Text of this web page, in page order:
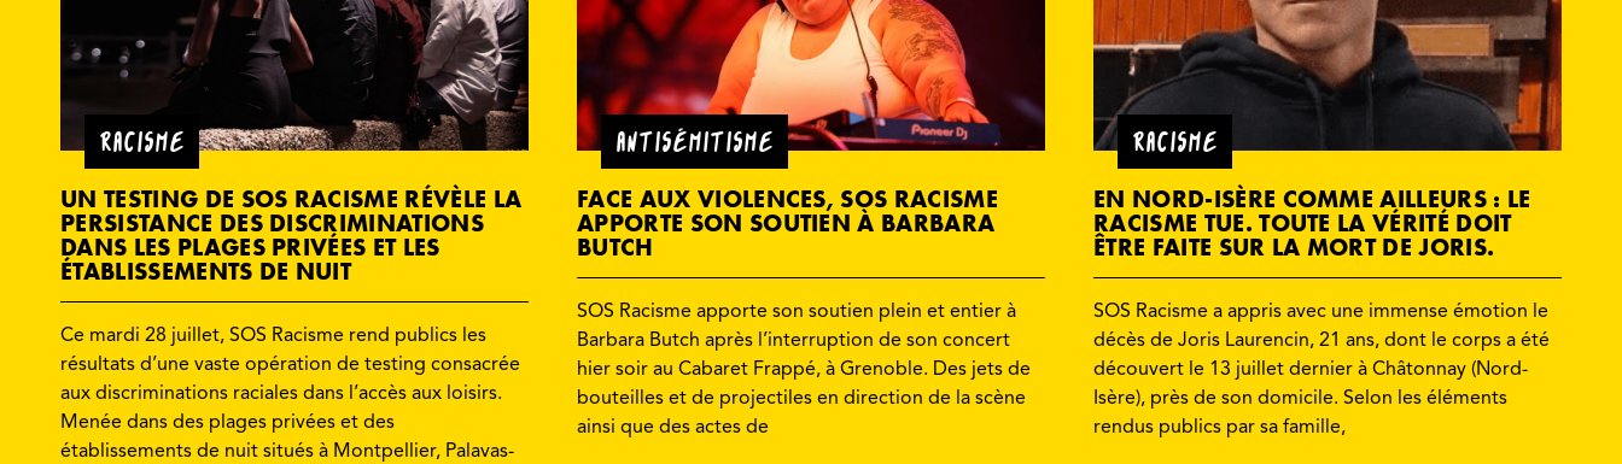
RACISME
UN TESTING DE SOS RACISME RÉVÈLE LA
PERSISTANCE DES DISCRIMINATIONS
DANS LES PLAGES PRIVÉES ET LES
ÉTABLISSEMENTS DE NUIT
Ce mardi 28 juillet, SOS Racisme rend publics les
résultats d’une vaste opération de testing consacrée
aux discriminations raciales dans l’accès aux loisirs.
Menée dans des plages privées et des
établissements de nuit situés à Montpellier, Palavas-
ANTISÉMITISME
FACE AUX VIOLENCES, SOS RACISME
APPORTE SON SOUTIEN À BARBARA
BUTCH
SOS Racisme apporte son soutien plein et entier à
Barbara Butch après l’interruption de son concert
hier soir au Cabaret Frappé, à Grenoble. Des jets de
bouteilles et de projectiles en direction de la scène
ainsi que des actes de
RACISME
EN NORD-ISÈRE COMME AILLEURS : LE
RACISME TUE. TOUTE LA VÉRITÉ DOIT
ÊTRE FAITE SUR LA MORT DE JORIS.
SOS Racisme a appris avec une immense émotion le
décès de Joris Laurencin, 21 ans, dont le corps a été
découvert le 13 juillet dernier à Châtonnay (Nord-
Isère), près de son domicile. Selon les éléments
rendus publics par sa famille,